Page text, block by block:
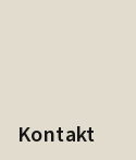
Kontakt